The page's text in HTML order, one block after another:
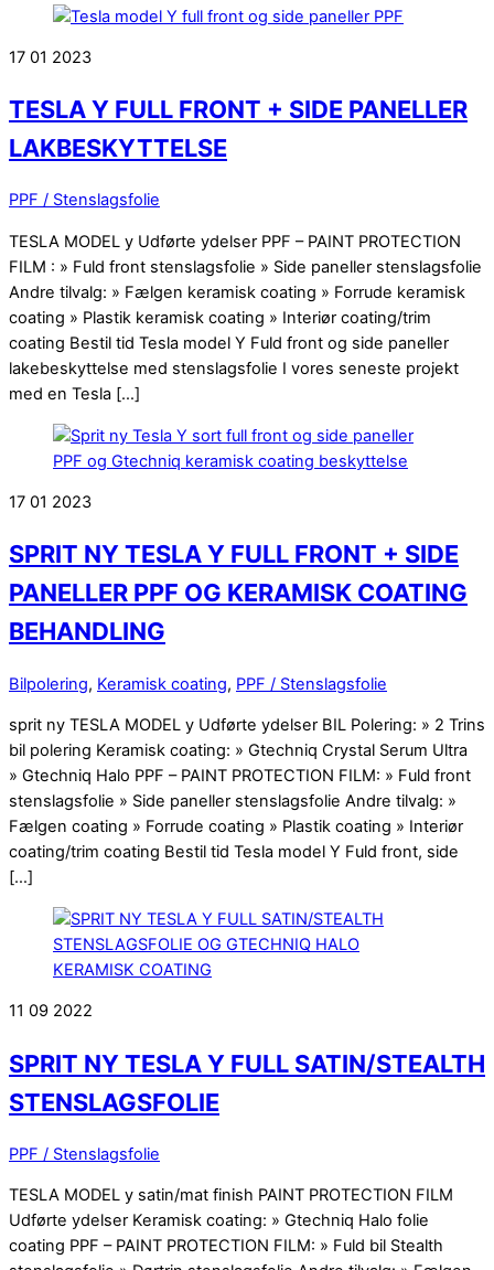
17 01 2023
TESLA Y FULL FRONT + SIDE PANELLER
LAKBESKYTTELSE
PPF / Stenslagsfolie
TESLA MODEL y Udførte ydelser PPF – PAINT PROTECTION
FILM : » Fuld front stenslagsfolie » Side paneller stenslagsfolie
Andre tilvalg: » Fælgen keramisk coating » Forrude keramisk
coating » Plastik keramisk coating » Interiør coating/trim
coating Bestil tid Tesla model Y Fuld front og side paneller
lakebeskyttelse med stenslagsfolie I vores seneste projekt
med en Tesla […]
17 01 2023
SPRIT NY TESLA Y FULL FRONT + SIDE
PANELLER PPF OG KERAMISK COATING
BEHANDLING
Bilpolering, Keramisk coating, PPF / Stenslagsfolie
sprit ny TESLA MODEL y Udførte ydelser BIL Polering: » 2 Trins
bil polering Keramisk coating: » Gtechniq Crystal Serum Ultra
» Gtechniq Halo PPF – PAINT PROTECTION FILM: » Fuld front
stenslagsfolie » Side paneller stenslagsfolie Andre tilvalg: »
Fælgen coating » Forrude coating » Plastik coating » Interiør
coating/trim coating Bestil tid Tesla model Y Fuld front, side
[…]
11 09 2022
SPRIT NY TESLA Y FULL SATIN/STEALTH
STENSLAGSFOLIE
PPF / Stenslagsfolie
TESLA MODEL y satin/mat finish PAINT PROTECTION FILM
Udførte ydelser Keramisk coating: » Gtechniq Halo folie
coating PPF – PAINT PROTECTION FILM: » Fuld bil Stealth